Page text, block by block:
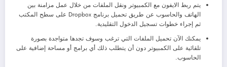
يتم ربط الايفون مع الكمبيوتر ونقل الملفات من خلال عمل مزامنة بين
الهاتف والحاسوب عن طريق تحميل برنامج Dropbox على سطح المكتب
ثم إجراء خطوات تسجيل الدخول التقليدية.
يمكنك الآن تحميل الملفات التي ترغب وسوف تجدها متواجدة بصورة
تلقائية على الكمبيوتر دون أن يتطلب ذلك أي برامج أو مساحة إضافية على
الحاسوب.